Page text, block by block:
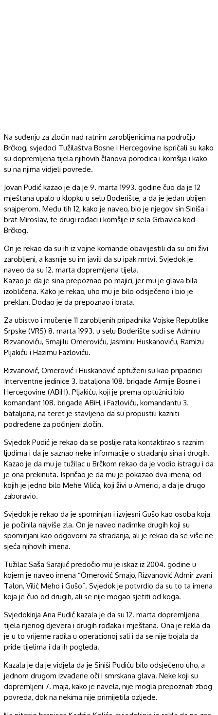
Na suđenju za zločin nad ratnim zarobljenicima na području
Brčkog, svjedoci Tužilaštva Bosne i Hercegovine ispričali su kako
su dopremljena tijela njihovih članova porodica i komšija i kako
su na njima vidjeli povrede.
Jovan Pudić kazao je da je 9. marta 1993. godine čuo da je 12
mještana upalo u klopku u selu Boderište, a da je jedan ubijen
snajperom. Među tih 12, kako je naveo, bio je njegov sin Siniša i
brat Miroslav, te drugi rođaci i komšije iz sela Grbavica kod
Brčkog.
On je rekao da su ih iz vojne komande obavijestili da su oni živi
zarobljeni, a kasnije su im javili da su ipak mrtvi. Svjedok je
naveo da su 12. marta dopremljena tijela.
Kazao je da je sina prepoznao po majici, jer mu je glava bila
izobličena. Kako je rekao, uho mu je bilo odsječeno i bio je
preklan. Dodao je da prepoznao i brata.
Za ubistvo i mučenje 11 zarobljenih pripadnika Vojske Republike
Srpske (VRS) 8. marta 1993. u selu Boderište sudi se Admiru
Rizvanoviću, Smajilu Omeroviću, Jasminu Huskanoviću, Ramizu
Pljakiću i Hazimu Fazloviću.
Rizvanović, Omerović i Huskanović optuženi su kao pripadnici
Interventne jedinice 3. bataljona 108. brigade Armije Bosne i
Hercegovine (ABiH). Pljakiću, koji je prema optužnici bio
komandant 108. brigade ABiH, i Fazloviću, komandantu 3.
bataljona, na teret je stavljeno da su propustili kazniti
podređene za počinjeni zločin.
Svjedok Pudić je rekao da se poslije rata kontaktirao s raznim
ljudima i da je saznao neke informacije o stradanju sina i drugih.
Kazao je da mu je tužilac u Brčkom rekao da je vodio istragu i da
je ona prekinuta. Ispričao je da mu je pokazao dva imena, od
kojih je jedno bilo Mehe Vilića, koji živi u Americi, a da je drugo
zaboravio.
Svjedok je rekao da je spominjan i izvjesni Gušo kao osoba koja
je počinila najviše zla. On je naveo nadimke drugih koji su
spominjani kao odgovorni za stradanja, ali je rekao da se više ne
sjeća njihovih imena.
Tužilac Saša Sarajlić predočio mu je iskaz iz 2004. godine u
kojem je naveo imena “Omerović Smajo, Rizvanović Admir zvani
Talon, Vilić Meho i Gušo”. Svjedok je potvrdio da su to ta imena
koja je čuo od drugih, ali se nije mogao sjetiti od koga.
Svjedokinja Ana Pudić kazala je da su 12. marta dopremljena
tijela njenog djevera i drugih rođaka i mještana. Ona je rekla da
je u to vrijeme radila u operacionoj sali i da se nije bojala da
priđe tijelima i da ih pogleda.
Kazala je da je vidjela da je Siniši Pudiću bilo odsječeno uho, a
jednom drugom izvađene oči i smrskana glava. Neke koji su
dopremljeni 7. maja, kako je navela, nije mogla prepoznati zbog
povreda, dok na nekima nije primijetila ozljede.